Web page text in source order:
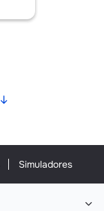
Simuladores